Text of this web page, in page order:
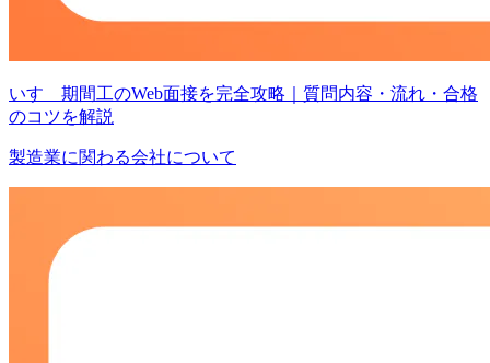
いすゞ期間工のWeb面接を完全攻略｜質問内容・流れ・合格
のコツを解説
製造業に関わる会社について